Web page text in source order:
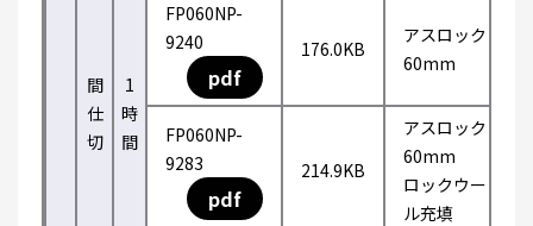
間
仕
切
1
時
間
FP060NP-
9240
pdf
176.0KB
アスロック
60mm
FP060NP-
9283
pdf
214.9KB
アスロック
60mm
ロックウー
ル充填